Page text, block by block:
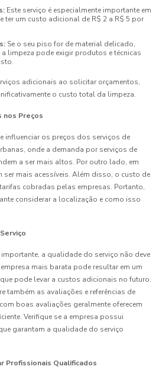
Este serviço é especialmente importante em
ter um custo adicional de R$ 2 a R$ 5 por
Se o seu piso for de material delicado,
limpeza pode exigir produtos e técnicas
adicionais ao solicitar orçamentos,
o custo total da limpeza.
nos Preços
influenciar os preços dos serviços de
onde a demanda por serviços de
a ser mais altos. Por outro lado, em
ser mais acessíveis. Além disso, o custo de
cobradas pelas empresas. Portanto,
considerar a localização e como isso
a qualidade do serviço não deve
mais barata pode resultar em um
pode levar a custos adicionais no futuro.
também as avaliações e referências de
boas avaliações geralmente oferecem
Verifique se a empresa possui
garantam a qualidade do serviço
Profissionais Qualificados